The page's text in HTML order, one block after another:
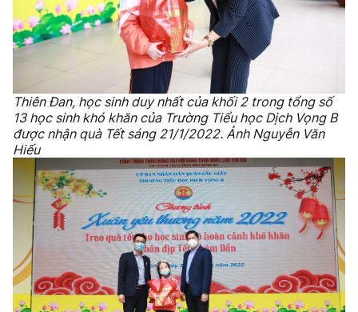
Thiên Đan, học sinh duy nhất của khối 2 trong tổng số
13 học sinh khó khăn của Trường Tiểu học Dịch Vọng B
được nhận quà Tết sáng 21/1/2022. Ảnh Nguyễn Văn
Hiếu